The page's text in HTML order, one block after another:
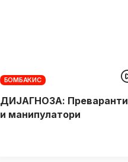
БОМБАКИС
ДИЈАГНОЗА: Преваранти
и манипулатори